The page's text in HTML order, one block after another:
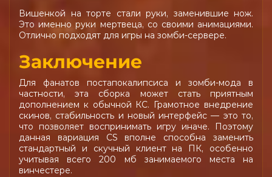
Вишенкой на торте стали руки, заменившие нож.
Это именно руки мертвеца, со своими анимациями.
Отлично подходят для игры на зомби-сервере.
Заключение
Для фанатов постапокалипсиса и зомби-мода в
частности, эта сборка может стать приятным
дополнением к обычной КС. Грамотное внедрение
скинов, стабильность и новый интерфейс — это то,
что позволяет воспринимать игру иначе. Поэтому
данная вариация CS вполне способна заменить
стандартный и скучный клиент на ПК, особенно
учитывая всего 200 мб занимаемого места на
винчестере.